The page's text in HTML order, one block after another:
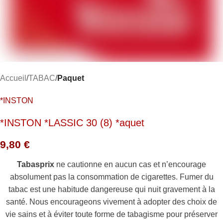
Accueil TABAC Paquet
*INSTON
*INSTON *LASSIC 30 (8) *aquet
9,80 €
Tabasprix ne cautionne en aucun cas et n’encourage
absolument pas la consommation de cigarettes. Fumer du
tabac est une habitude dangereuse qui nuit gravement à la
santé. Nous encourageons vivement à adopter des choix de
vie sains et à éviter toute forme de tabagisme pour préserver